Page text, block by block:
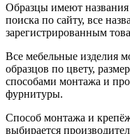
Образцы имеют названия
поиска по сайту, все
зарегистрированным
Все мебельные изделия
образцов по цвету,
способами монтажа и
фурнитуры.
Способ монтажа и
выбирается